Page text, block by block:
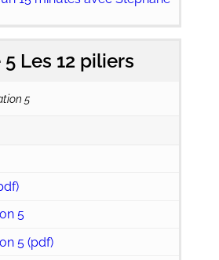
Les 12 piliers
5
5
5 (pdf)